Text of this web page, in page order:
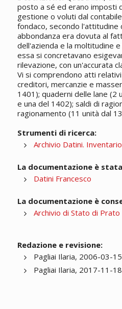
posto a sé ed erano imposti
gestione o voluti dal
fondaco, secondo l'attitudine
abbondanza era dovuta al
dell'azienda e la moltitudine
essa si concretavano
rilevazione, con un'accurata
Vi si comprendono atti
creditori, mercanzie e
1401); quaderni delle lane (2
e una del 1402); saldi di
ragionamento (11 unità dal
Strumenti di ricerca:
Archivio Datini.
La documentazione è
Datini Francesco
La documentazione è
Archivio di Stato di Prato
Redazione e revisione:
Pagliai Ilaria, 2006-03-
Pagliai Ilaria, 2017-11-